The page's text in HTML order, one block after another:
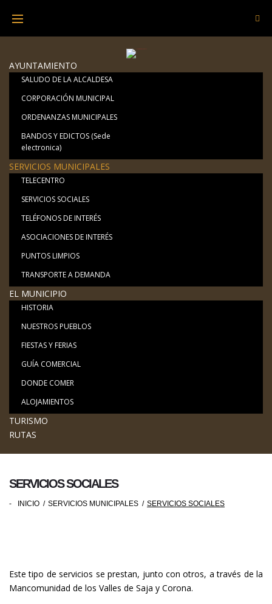
content
AYUNTAMIENTO
SALUDO DE LA ALCALDESA
CORPORACIÓN MUNICIPAL
ORDENANZAS MUNICIPALES
BANDOS Y EDICTOS (Sede
electronica)
SERVICIOS MUNICIPALES
TELECENTRO
SERVICIOS SOCIALES
TELÉFONOS DE INTERÉS
ASOCIACIONES DE INTERÉS
PUNTOS LIMPIOS
TRANSPORTE A DEMANDA
EL MUNICIPIO
HISTORIA
NUESTROS PUEBLOS
FIESTAS Y FERIAS
GUÍA COMERCIAL
DONDE COMER
ALOJAMIENTOS
TURISMO
RUTAS
SERVICIOS SOCIALES
- INICIO / SERVICIOS MUNICIPALES / SERVICIOS SOCIALES
SOCIALES
Este tipo de servicios se prestan, junto con otros, a través de la
Mancomunidad de los Valles de Saja y Corona.